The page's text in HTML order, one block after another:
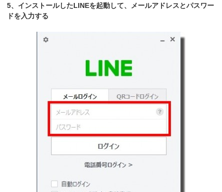
5、インストールしたLINEを起動して、メールアドレスとパスワー
ドを入力する